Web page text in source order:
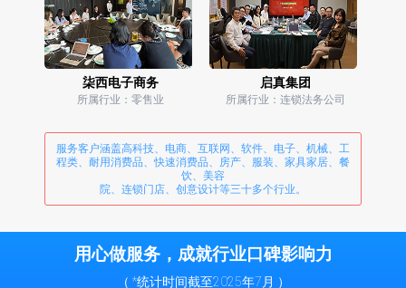
柒西电子商务
所属行业：零售业
启真集团
所属行业：连锁法务公司
服务客户涵盖高科技、电商、互联网、软件、电子、机械、工
程类、耐用消费品、快速消费品、房产、服装、家具家居、餐
饮、美容
院、连锁门店、创意设计等三十多个行业。
用心做服务，成就行业口碑影响力
（ *统计时间截至2025年7月 ）